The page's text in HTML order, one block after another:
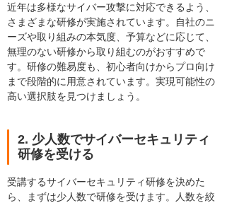
近年は多様なサイバー攻撃に対応できるよう、
さまざまな研修が実施されています。自社のニ
ーズや取り組みの本気度、予算などに応じて、
無理のない研修から取り組むのがおすすめで
す。研修の難易度も、初心者向けからプロ向け
まで段階的に用意されています。実現可能性の
高い選択肢を見つけましょう。
2. 少人数でサイバーセキュリティ
研修を受ける
受講するサイバーセキュリティ研修を決めた
ら、まずは少人数で研修を受けます。人数を絞